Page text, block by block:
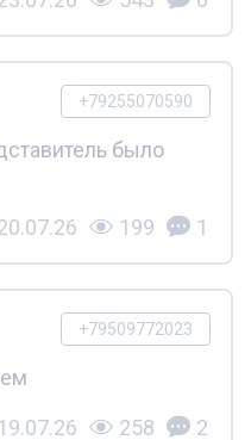
+79255070590
было
199 1
+79509772023
258 2